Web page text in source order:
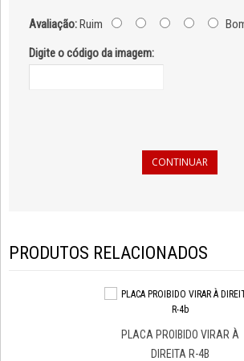
Avaliação:Ruim
Digite o código da imagem:
CONTINUAR
PRODUTOS RELACIONADOS
PLACA PROIBIDO VIRAR À
DIREITA R-4B